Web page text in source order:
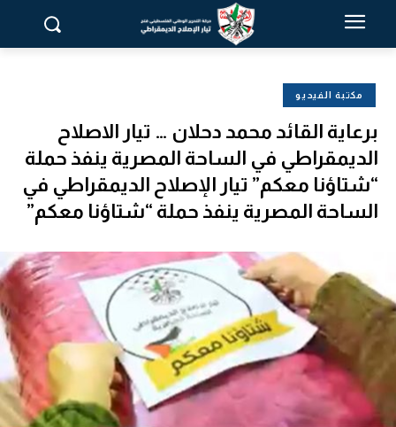
مكتبة الفيديو
برعاية القائد محمد دحلان … تيار الاصلاح
الديمقراطي في الساحة المصرية ينفذ حملة
“شتاؤنا معكم” تيار الإصلاح الديمقراطي في
الساحة المصرية ينفذ حملة “شتاؤنا معكم”